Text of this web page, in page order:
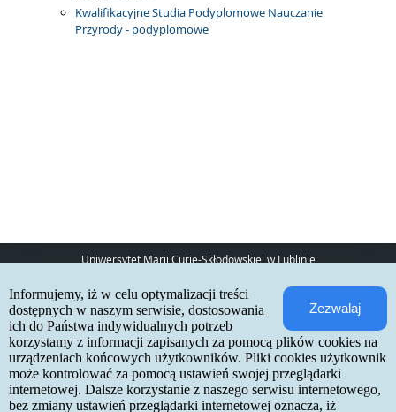
Kwalifikacyjne Studia Podyplomowe Nauczanie
Przyrody - podyplomowe
Uniwersytet Marii Curie-Skłodowskiej w Lublinie
20-031 Lublin
www:http://umcs.pl
Internetowa Rekrutacja Kandydatów
IRK 1.21.3 (6bf78478) :: 2026-06-17
mapa strony
deklaracja dostępności
kontakt
Zezwalaj
Informujemy, iż w celu optymalizacji treści
dostępnych w naszym serwisie, dostosowania
ich do Państwa indywidualnych potrzeb
korzystamy z informacji zapisanych za pomocą plików cookies na
urządzeniach końcowych użytkowników. Pliki cookies użytkownik
może kontrolować za pomocą ustawień swojej przeglądarki
internetowej. Dalsze korzystanie z naszego serwisu internetowego,
bez zmiany ustawień przeglądarki internetowej oznacza, iż